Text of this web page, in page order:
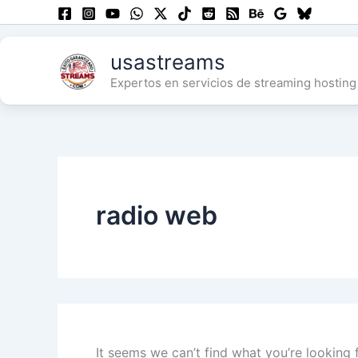
usastreams
Expertos en servicios de streaming
radio web
It seems we can’t find what you’re